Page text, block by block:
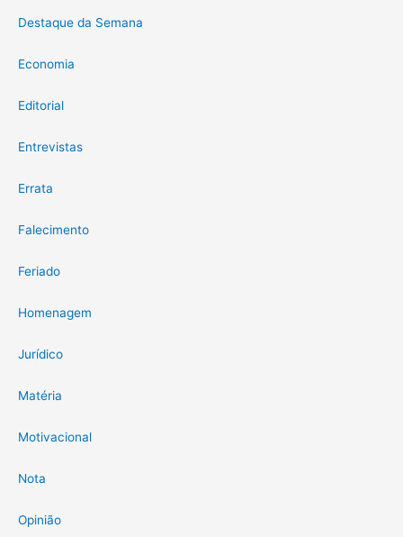
Destaque da Semana
Economia
Editorial
Entrevistas
Errata
Falecimento
Feriado
Homenagem
Jurídico
Matéria
Motivacional
Nota
Opinião